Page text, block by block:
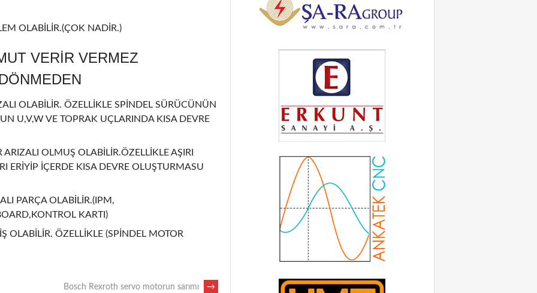
OLABİLİR.(ÇOK NADİR.)
VERİR VERMEZ
OLABİLİR. ÖZELLİKLE SPİNDEL SÜRÜCÜNÜN
U,V,W VE TOPRAK UÇLARINDA KISA DEVRE
OLMUŞ OLABİLİR.ÖZELLİKLE AŞIRI
ERİYİP İÇERDE KISA DEVRE OLUŞTURMASU
PARÇA OLABİLİR.(IPM,
KARTI)
OLABİLİR. ÖZELLİKLE (SPİNDEL MOTOR
Bosch Rexroth servo motorun sarımı →